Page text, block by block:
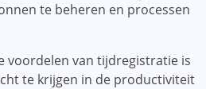
te beheren en processen
voordelen van tijdregistratie is
te krijgen in de productiviteit